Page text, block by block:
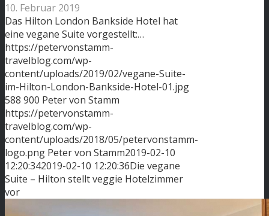
10. Februar 2019
Das Hilton London Bankside Hotel hat
eine vegane Suite vorgestellt:…
https://petervonstamm-
travelblog.com/wp-
content/uploads/2019/02/vegane-Suite-
im-Hilton-London-Bankside-Hotel-01.jpg
588 900 Peter von Stamm
https://petervonstamm-
travelblog.com/wp-
content/uploads/2018/05/petervonstamm-
logo.png Peter von Stamm2019-02-10
12:20:342019-02-10 12:20:36Die vegane
Suite – Hilton stellt veggie Hotelzimmer
vor